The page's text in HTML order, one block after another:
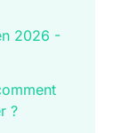
2026 -
?